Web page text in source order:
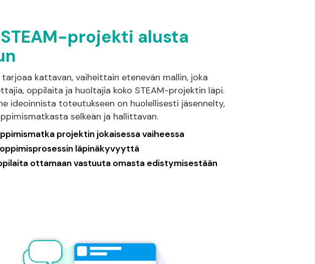
projekti alusta
tarjoaa kattavan, vaiheittain etenevän mallin, joka
oppilaita ja huoltajia koko STEAM-projektin läpi.
ideoinnista toteutukseen on huolellisesti jäsennelty,
selkeän ja hallittavan.
projektin jokaisessa vaiheessa
läpinäkyvyyttä
ottamaan vastuuta omasta edistymisestään